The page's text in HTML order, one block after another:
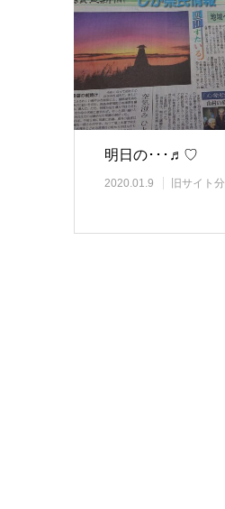
明日の･･･♬︎♡
2020.01.9 旧サイト分